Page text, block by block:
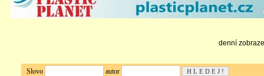
denní
Slovo autor